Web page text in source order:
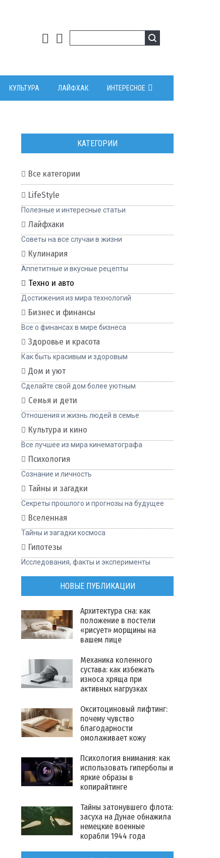
КУЛЬТУРА ЛАЙФХАК ИНТЕРЕСНОЕ
КАТЕГОРИИ
Все категории
LifeStyle
Полезные и интересные статьи
Лайфхаки
Советы на все случаи в жизни
Кулинария
Аппетитные и вкусные рецепты
Техно и авто
Достижения из мира технологий
Бизнес и финансы
Все о финансах в мире бизнеса
Здоровье и красота
Как быть красивым и здоровым
Дом и уют
Сделайте свой дом более уютным
Семья и дети
Отношения и жизнь людей в семье
Культура и кино
Все лучшее из мира кинематографа
Психология
Сознание и личность
Тайны и загадки
Секреты прошлого и прогнозы на будущее
Вселенная
Тайны и загадки космоса
Гипотезы
Исследования, факты и эксперименты
НОВЫЕ ПУБЛИКАЦИИ
Архитектура сна: как
положение в постели
«рисует» морщины на
вашем лице
Механика коленного
сустава: как избежать
износа хряща при
активных нагрузках
Окситоциновый лифтинг:
почему чувство
благодарности
омолаживает кожу
Психология внимания: как
использовать гиперболы и
яркие образы в
копирайтинге
Тайны затонувшего флота:
засуха на Дунае обнажила
немецкие военные
корабли 1944 года